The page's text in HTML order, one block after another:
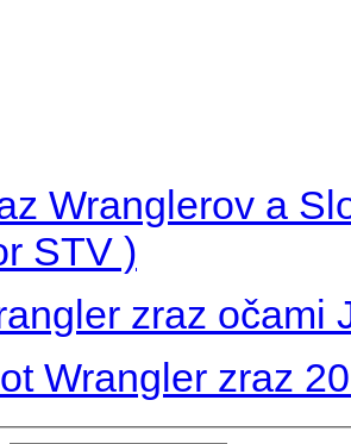
Wranglerov a
STV )
zraz očami
Wrangler zraz